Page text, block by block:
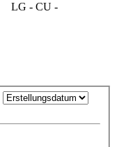
LG - CU -